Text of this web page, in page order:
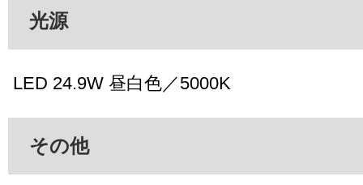
光源
LED 24.9W 昼白色／5000K
その他